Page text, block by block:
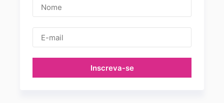
Inscreva-se